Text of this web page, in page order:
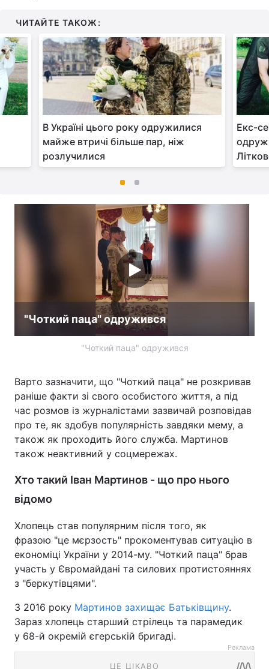
ЧИТАЙТЕ ТАКОЖ:
В Україні цього року одружилися
майже втричі більше пар, ніж
розлучилися
Екс-
"Чоткий паца" одружився
"Чоткий паца" одружився
Варто зазначити, що "Чоткий паца" не розкривав
раніше факти зі свого особистого життя, а під
час розмов із журналістами зазвичай розповідав
про те, як здобув популярність завдяки мему, а
також як проходить його служба. Мартинов
також неактивний у соцмережах.
Хто такий Іван Мартинов - що про нього
відомо
Хлопець став популярним після того, як
фразою "це мєрзость" прокоментував ситуацію в
економіці України у 2014-му. "Чоткий паца" брав
участь у Євромайдані та силових протистояннях
з "беркутівцями".
З 2016 року Мартинов захищає Батьківщину.
Зараз хлопець старший стрілець та парамедик
у 68-й окремій єгерській бригаді.
Реклама